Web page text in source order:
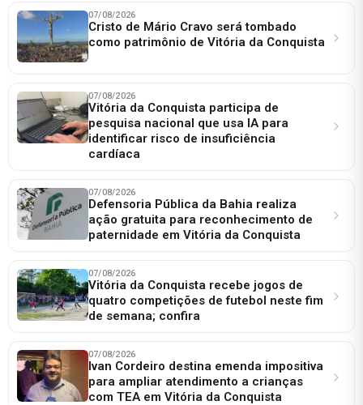
07/08/2026
Cristo de Mário Cravo será tombado
como patrimônio de Vitória da Conquista
07/08/2026
Vitória da Conquista participa de
pesquisa nacional que usa IA para
identificar risco de insuficiência
cardíaca
07/08/2026
Defensoria Pública da Bahia realiza
ação gratuita para reconhecimento de
paternidade em Vitória da Conquista
07/08/2026
Vitória da Conquista recebe jogos de
quatro competições de futebol neste fim
de semana; confira
07/08/2026
Ivan Cordeiro destina emenda impositiva
para ampliar atendimento a crianças
com TEA em Vitória da Conquista